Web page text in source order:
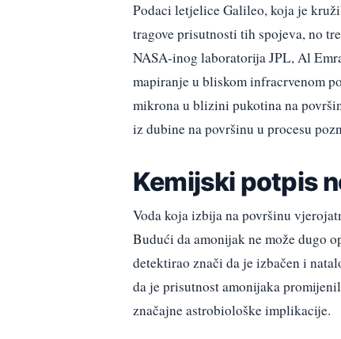
Podaci letjelice Galileo, koja je
tragove prisutnosti tih spojeva, no
NASA-inog laboratorija JPL, Al
mapiranje u bliskom infracrvenom
mikrona u blizini pukotina na
iz dubine na površinu u procesu
Kemijski potpis
Voda koja izbija na površinu
Budući da amonijak ne može dugo
detektirao znači da je izbačen i
da je prisutnost amonijaka
značajne astrobiološke implikacije.